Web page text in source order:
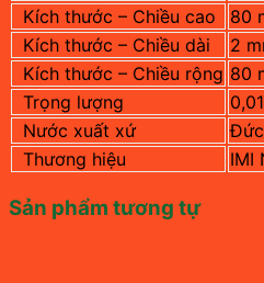
Kích thước – Chiều cao
80
Kích thước – Chiều dài
2
Kích thước – Chiều rộng 80
Trọng lượng
Nước xuất xứ
Đức
Thương hiệu
IMI
Sản phẩm tương tự